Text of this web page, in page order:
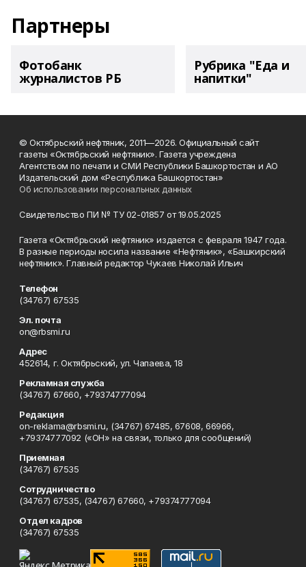
Партнеры
Фотобанк
журналистов РБ
Рубрика "Еда и
напитки"
© Октябрьский нефтяник, 2011—2026. Официальный сайт
газеты «Октябрьский нефтяник». Газета учреждена
Агентством по печати и СМИ Республики Башкортостан и АО
Издательский дом «Республика Башкортостан»
Об использовании персональных данных
Свидетельство ПИ № ТУ 02-01857 от 19.05.2025
Газета «Октябрьский нефтяник» издается с февраля 1947 года.
В разные периоды носила название «Нефтяник», «Башкирский
нефтяник». Главный редактор Чукаев Николай Ильич
Телефон
(34767) 67535
Эл. почта
on@rbsmi.ru
Адрес
452614, г. Октябрьский, ул. Чапаева, 18
Рекламная служба
(34767) 67660, +79374777094
Редакция
on-reklama@rbsmi.ru, (34767) 67485, 67608, 66966,
+79374777092 («ОН» на связи, только для сообщений)
Приемная
(34767) 67535
Сотрудничество
(34767) 67535, (34767) 67660, +79374777094
Отдел кадров
(34767) 67535